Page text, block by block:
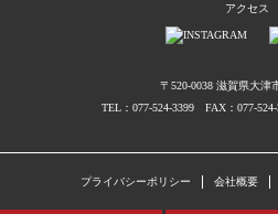
アクセス
〒520-0038 滋賀県大津
TEL：077-524-3399 FAX：077-
プライバシーポリシー 会社概要